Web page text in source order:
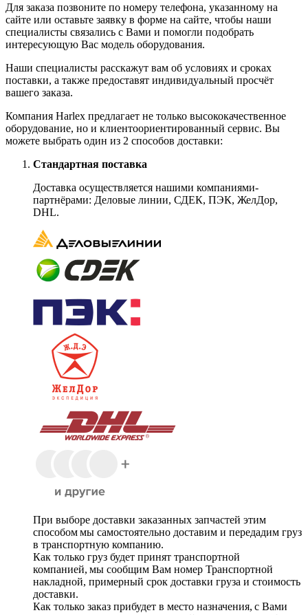
Для заказа позвоните по номеру телефона, указанному на
сайте или оставьте заявку в форме на сайте, чтобы наши
специалисты связались с Вами и помогли подобрать
интересующую Вас модель оборудования.
Наши специалисты расскажут вам об условиях и сроках
поставки, а также предоставят индивидуальный просчёт
вашего заказа.
Компания Harlex предлагает не только высококачественное
оборудование, но и клиентоориентированный сервис. Вы
можете выбрать один из 2 способов доставки:
Стандартная поставка
Доставка осуществляется нашими компаниями-
партнёрами: Деловые линии, СДЕК, ПЭК, ЖелДор,
DHL.
При выборе доставки заказанных запчастей этим
способом мы самостоятельно доставим и передадим груз
в транспортную компанию.
Как только груз будет принят транспортной
компанией, мы сообщим Вам номер Транспортной
накладной, примерный срок доставки груза и стоимость
доставки.
Как только заказ прибудет в место назначения, с Вами